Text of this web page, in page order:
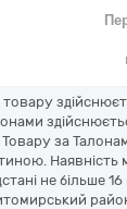
товару
Товару за
не більше